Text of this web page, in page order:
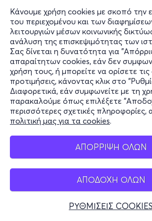
Κάνουμε χρήση cookies με σκοπό την
του περιεχομένου και των
λειτουργιών μέσων κοινωνικής
ανάλυση της επισκεψιμότητας των
Σας δίνεται η δυνατότητα για
απαραίτητων cookies, εάν δεν
χρήση τους, ή μπορείτε να ορίσετε τις
προτιμήσεις, κάνοντας κλικ στο
Διαφορετικά, εάν συμφωνείτε με τη
παρακαλούμε όπως επιλέξετε
περισσότερες σχετικές πληροφορίες,
πολιτική μας για τα cookies.
ΑΠΟΡΡΙΨΗ ΟΛΩΝ
ΑΠΟΔΟΧΗ ΟΛΩΝ
ΡΥΘΜΙΣΕΙΣ COOKIES